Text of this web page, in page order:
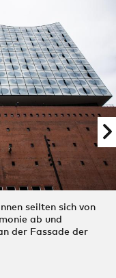
seilten sich von
ab und
der Fassade der